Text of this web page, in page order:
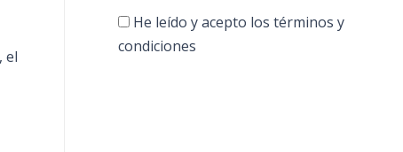
el
He leído y acepto los términos y
condiciones